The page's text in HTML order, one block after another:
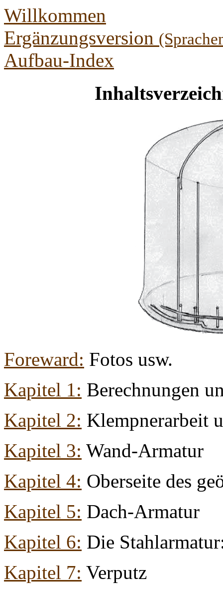
Willkommen
Ergänzungsversion
Aufbau-Index
Foreward: Fotos usw.
Kapitel 1: Berechnungen
Kapitel 2: Klempnerarbeit
Kapitel 3: Wand-Armatur
Kapitel 4: Oberseite des
Kapitel 5: Dach-Armatur
Kapitel 6: Die
Kapitel 7: Verputz